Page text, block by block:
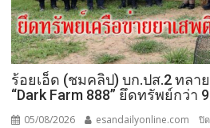
ร้อยเอ็ด (ชมคลิป) บก.ปส.2 ทลา
“Dark Farm 888” ยึดทรัพย์กว่า
05/08/2026 esandailyonline.com ปิ